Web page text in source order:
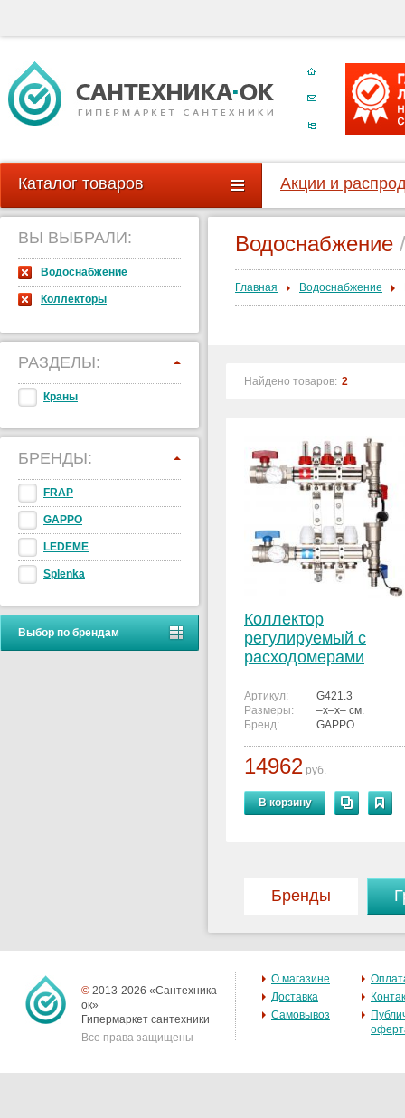
Каталог товаров Акции и
ВЫ ВЫБРАЛИ:
Водоснабжение
Коллекторы
РАЗДЕЛЫ:
Краны
БРЕНДЫ:
FRAP
GAPPO
LEDEME
Splenka
Выбор по брендам
Водоснабжение /
Главная Водоснабжение
Найдено товаров: 2
Коллектор
регулируемый с
расходомерами
GAPPO G421.3 3-
вых. x1"x3/4"
Артикул:
G421.3
Размеры:
–x–x– см.
Бренд:
GAPPO
14962 руб.
В корзину
Бренды
© 2013-2026 «Сантехника-
ок»
Гипермаркет сантехники
Все права защищены
О магазине
Доставка
Самовывоз